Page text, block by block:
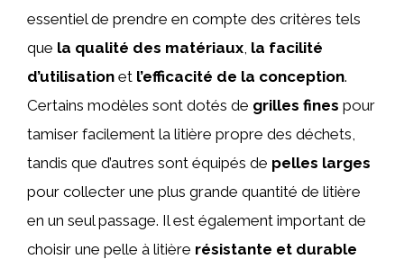
essentiel de prendre en compte des critères tels
que la qualité des matériaux, la facilité
d’utilisation et l’efficacité de la conception.
Certains modèles sont dotés de grilles fines pour
tamiser facilement la litière propre des déchets,
tandis que d’autres sont équipés de pelles larges
pour collecter une plus grande quantité de litière
en un seul passage. Il est également important de
choisir une pelle à litière résistante et durable